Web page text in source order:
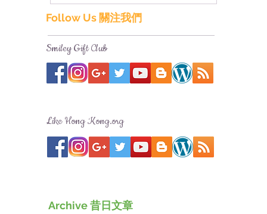
Follow Us 關注我們
Smiley Gift Club
Like Hong Kong.org
Archive 昔日文章